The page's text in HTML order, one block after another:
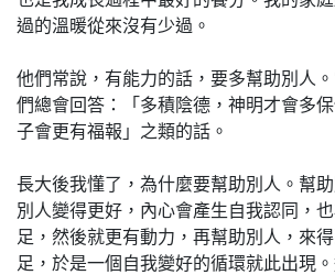
過的溫暖從來沒有少過。
他們常說，有能力的話，要多幫助別人
們總會回答：「多積陰德，神明才會多
子會更有福報」之類的話。
長大後我懂了，為什麼要幫助別人。幫
別人變得更好，內心會產生自我認同，
足，然後就更有動力，再幫助別人，來
足，於是一個自我變好的循環就此出現